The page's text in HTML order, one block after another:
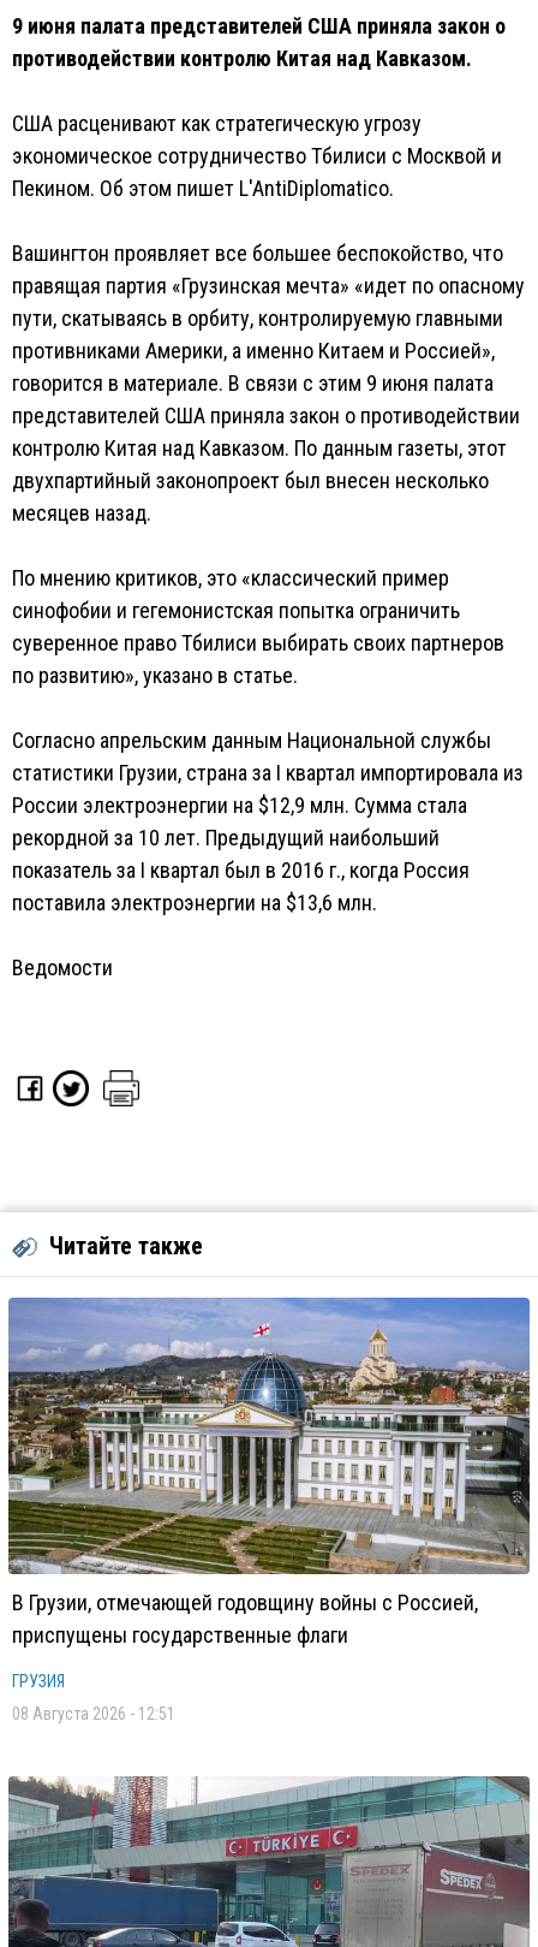
9 июня палата представителей США приняла закон о
противодействии контролю Китая над Кавказом.
США расценивают как стратегическую угрозу
экономическое сотрудничество Тбилиси с Москвой и
Пекином. Об этом пишет L'AntiDiplomatico.
Вашингтон проявляет все большее беспокойство, что
правящая партия «Грузинская мечта» «идет по опасному
пути, скатываясь в орбиту, контролируемую главными
противниками Америки, а именно Китаем и Россией»,
говорится в материале. В связи с этим 9 июня палата
представителей США приняла закон о противодействии
контролю Китая над Кавказом. По данным газеты, этот
двухпартийный законопроект был внесен несколько
месяцев назад.
По мнению критиков, это «классический пример
синофобии и гегемонистская попытка ограничить
суверенное право Тбилиси выбирать своих партнеров
по развитию», указано в статье.
Согласно апрельским данным Национальной службы
статистики Грузии, страна за I квартал импортировала из
России электроэнергии на $12,9 млн. Сумма стала
рекордной за 10 лет. Предыдущий наибольший
показатель за I квартал был в 2016 г., когда Россия
поставила электроэнергии на $13,6 млн.
Ведомости
Читайте также
В Грузии, отмечающей годовщину войны с Россией,
приспущены государственные флаги
ГРУЗИЯ
08 Августа 2026 - 12:51